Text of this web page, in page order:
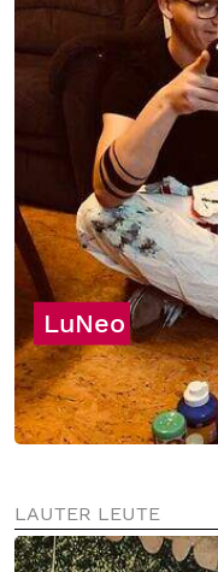
LuNeo
LAUTER LEUTE